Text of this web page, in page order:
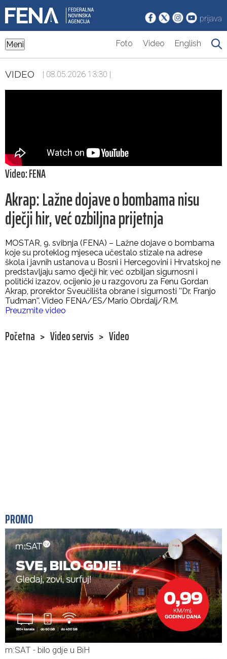
prijava
Meni Foto Video English
VIDEO | 08.05.2026 13:30 |
Video: FENA
Akrap: Lažne dojave o bombama nisu
dječji hir, već ozbiljna prijetnja
MOSTAR, 9. svibnja (FENA) – Lažne dojave o bombama
koje su proteklog mjeseca učestalo stizale na adrese
škola i javnih ustanova u Bosni i Hercegovini i Hrvatskoj ne
predstavljaju samo dječji hir, već ozbiljan sigurnosni i
politički izazov, ocijenio je u razgovoru za Fenu Gordan
Akrap, prorektor Sveučilišta obrane i sigurnosti ''Dr. Franjo
Tuđman''. Video FENA/ES/Mario Obrdalj/R.M.
Preuzmite video
Početna > Video servis > Video
PROMO
m:SAT - bilo gdje u BiH